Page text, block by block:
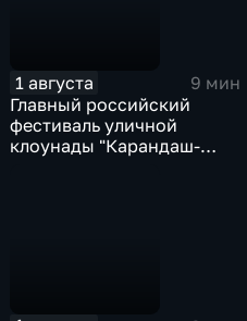
1 августа
9 мин
Главный российский
фестиваль уличной
клоунады "Карандаш-